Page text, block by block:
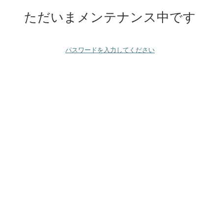
ただいまメンテナンス中です
パスワードを入力してください